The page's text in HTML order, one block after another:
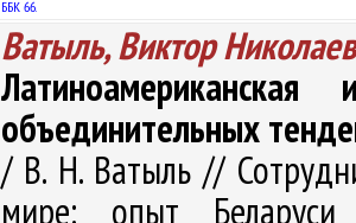
ББК 66.
Ватыль, Виктор
объединительных
/ В. Н. Ватыль //
мире: опыт